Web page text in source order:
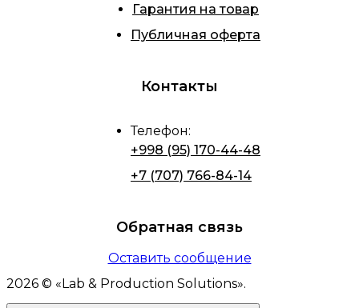
Гарантия на товар
Публичная оферта
Контакты
Телефон:
+998 (95) 170-44-48
+7 (707) 766-84-14
Обратная связь
Оставить сообщение
2026 © « Lab & Production Solutions».